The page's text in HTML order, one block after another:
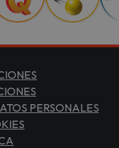
PERSONALES